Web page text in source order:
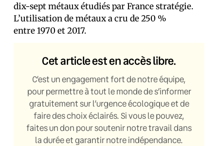
dix-sept métaux étudiés par France stratégie.
L’utilisation de métaux a cru de 250 %
entre 1970 et 2017.
Cet article est en accès libre.
C’est un engagement fort de notre équipe,
pour permettre à tout le monde de s’informer
gratuitement sur l’urgence écologique et de
faire des choix éclairés. Si vous le pouvez,
faites un don pour soutenir notre travail dans
la durée et garantir notre indépendance.